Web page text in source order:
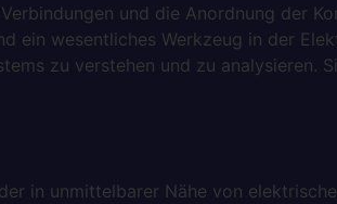
und die Anordnung der
ein wesentliches Werkzeug in der
zu verstehen und zu analysieren.
in unmittelbarer Nähe von